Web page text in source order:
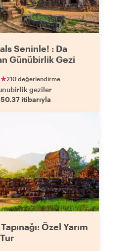
Seninle! : Da
Günübirlik Gezi
210 değerlendirme
geziler
itibarıyla
Özel Yarım